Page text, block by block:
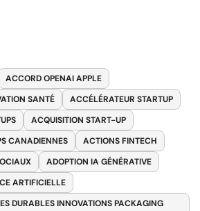
ACCORD OPENAI APPLE
SANTÉ
ACCÉLÉRATEUR STARTUP
ACQUISITION START-UP
CANADIENNES
ACTIONS FINTECH
ADOPTION IA GÉNÉRATIVE
ARTIFICIELLE
DURABLES INNOVATIONS PACKAGING